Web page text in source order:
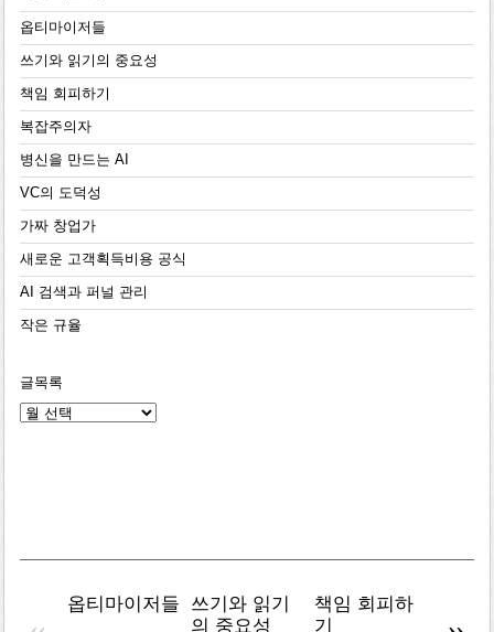
옵티마이저들
쓰기와 읽기의 중요성
책임 회피하기
복잡주의자
병신을 만드는 AI
VC의 도덕성
가짜 창업가
새로운 고객획득비용 공식
AI 검색과 퍼널 관리
작은 규율
글목록
글
옵티마이저들
쓰기와 읽기
의 중요성
책임 회피하
기